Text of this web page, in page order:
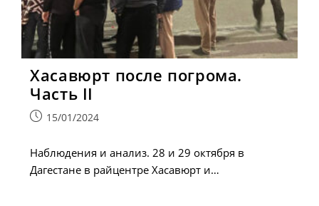
Хасавюрт после погрома.
Часть II
Запись15/01/2024
Наблюдения и анализ. 28 и 29 октября в
Дагестане в райцентре Хасавюрт и…